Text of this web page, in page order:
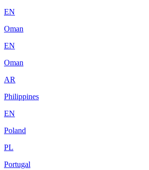
EN
Oman
EN
Oman
AR
Philippines
EN
Poland
PL
Portugal